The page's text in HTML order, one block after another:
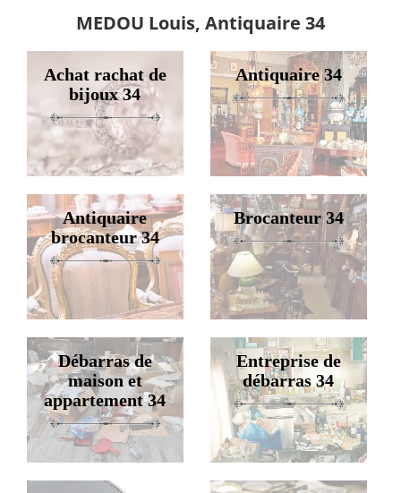
MEDOU Louis, Antiquaire 34
Achat rachat de
bijoux 34
Antiquaire 34
Antiquaire
brocanteur 34
Brocanteur 34
Débarras de
maison et
appartement 34
Entreprise de
débarras 34